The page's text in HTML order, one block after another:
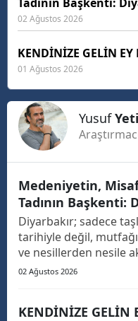
02 Ağustos 2026
KENDİNİZE GELİN
01 Ağustos 2026
Yusuf
Medeniyetin,
Tadının Başkenti:
Diyarbakır; sadece
tarihiyle değil,
ve nesillerden nesile
de Güneydoğu’nun ve
02 Ağustos 2026
KENDİNİZE GELİN